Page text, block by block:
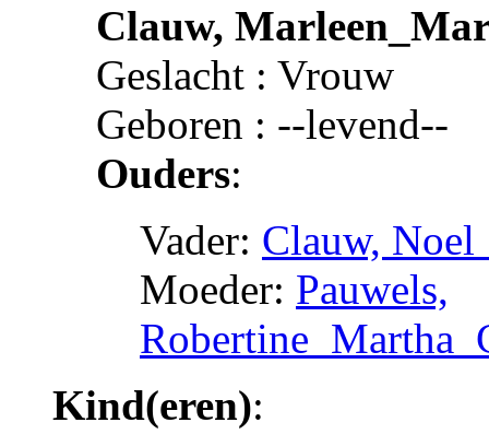
Clauw,
Geslacht : Vrouw
Geboren : --levend--
Ouders:
Vader: Clauw,
Moeder: Pauwels,
Kind(eren):